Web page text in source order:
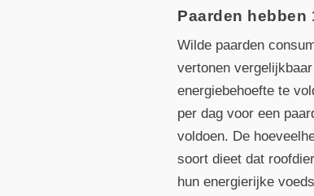
Paarden hebben
Wilde paarden
vertonen
energiebehoefte te
per dag voor een
voldoen. De
soort dieet dat
hun energierijke